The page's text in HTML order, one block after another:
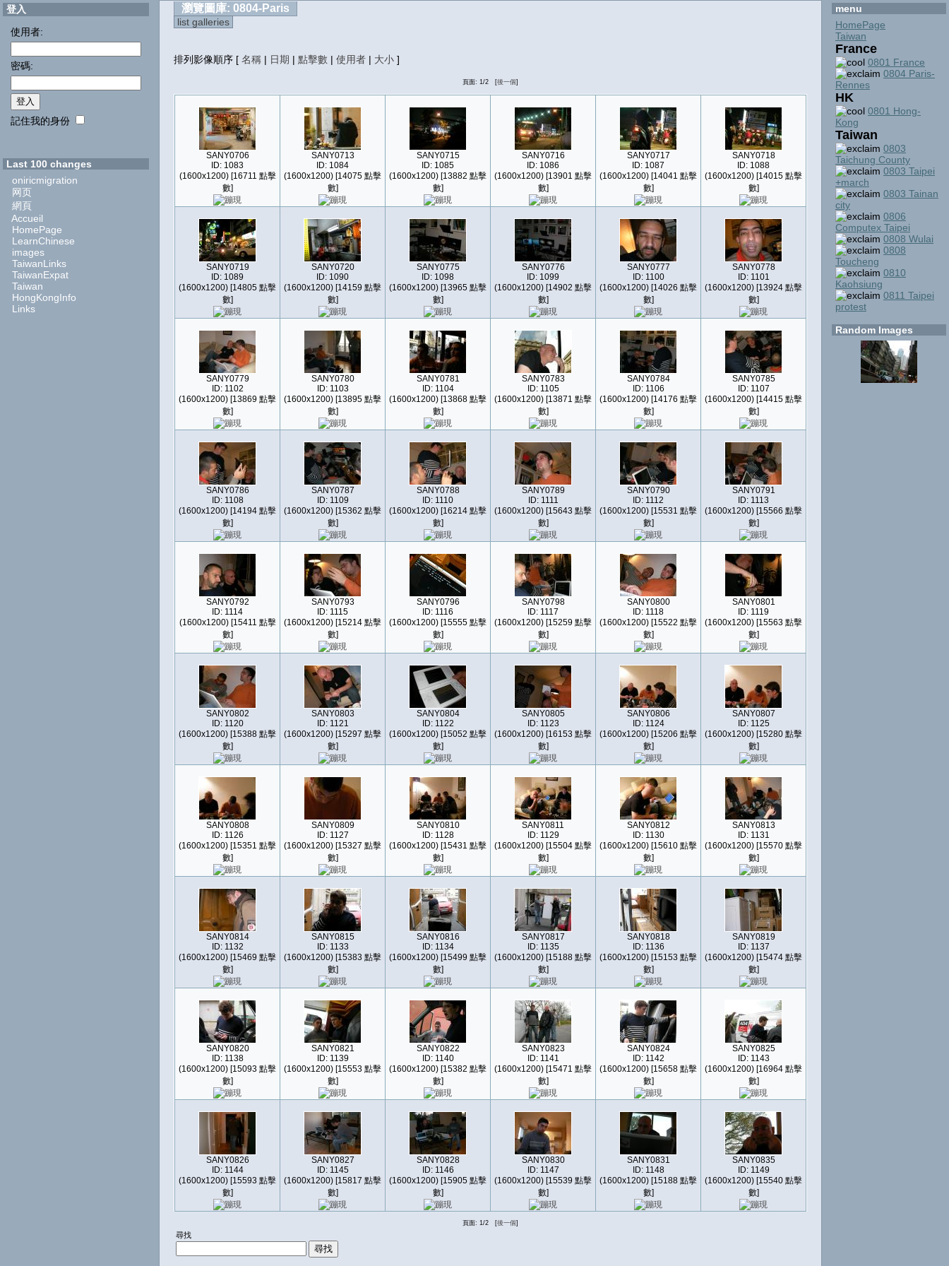
登入
使用者:
密碼:
記住我的身份
Last 100 changes
oniricmigration
网页
網頁
Accueil
HomePage
LearnChinese
images
TaiwanLinks
TaiwanExpat
Taiwan
HongKongInfo
Links
瀏覽圖庫: 0804-Paris
list galleries
排列影像順序 [ 名稱 | 日期 | 點擊數 | 使用者 | 大小 ]
頁面: 1/2 [後一個 ]
SANY0706
ID: 1083
(1600x1200) [16711 點擊
數]
SANY0713
ID: 1084
(1600x1200) [14075 點擊
數]
SANY0715
ID: 1085
(1600x1200) [13882 點擊
數]
SANY0716
ID: 1086
(1600x1200) [13901 點擊
數]
SANY0717
ID: 1087
(1600x1200) [14041 點擊
數]
SANY0718
ID: 1088
(1600x1200) [14015 點擊
數]
SANY0719
ID: 1089
(1600x1200) [14805 點擊
數]
SANY0720
ID: 1090
(1600x1200) [14159 點擊
數]
SANY0775
ID: 1098
(1600x1200) [13965 點擊
數]
SANY0776
ID: 1099
(1600x1200) [14902 點擊
數]
SANY0777
ID: 1100
(1600x1200) [14026 點擊
數]
SANY0778
ID: 1101
(1600x1200) [13924 點擊
數]
SANY0779
ID: 1102
(1600x1200) [13869 點擊
數]
SANY0780
ID: 1103
(1600x1200) [13895 點擊
數]
SANY0781
ID: 1104
(1600x1200) [13868 點擊
數]
SANY0783
ID: 1105
(1600x1200) [13871 點擊
數]
SANY0784
ID: 1106
(1600x1200) [14176 點擊
數]
SANY0785
ID: 1107
(1600x1200) [14415 點擊
數]
SANY0786
ID: 1108
(1600x1200) [14194 點擊
數]
SANY0787
ID: 1109
(1600x1200) [15362 點擊
數]
SANY0788
ID: 1110
(1600x1200) [16214 點擊
數]
SANY0789
ID: 1111
(1600x1200) [15643 點擊
數]
SANY0790
ID: 1112
(1600x1200) [15531 點擊
數]
SANY0791
ID: 1113
(1600x1200) [15566 點擊
數]
SANY0792
ID: 1114
(1600x1200) [15411 點擊
數]
SANY0793
ID: 1115
(1600x1200) [15214 點擊
數]
SANY0796
ID: 1116
(1600x1200) [15555 點擊
數]
SANY0798
ID: 1117
(1600x1200) [15259 點擊
數]
SANY0800
ID: 1118
(1600x1200) [15522 點擊
數]
SANY0801
ID: 1119
(1600x1200) [15563 點擊
數]
SANY0802
ID: 1120
(1600x1200) [15388 點擊
數]
SANY0803
ID: 1121
(1600x1200) [15297 點擊
數]
SANY0804
ID: 1122
(1600x1200) [15052 點擊
數]
SANY0805
ID: 1123
(1600x1200) [16153 點擊
數]
SANY0806
ID: 1124
(1600x1200) [15206 點擊
數]
SANY0807
ID: 1125
(1600x1200) [15280 點擊
數]
SANY0808
ID: 1126
(1600x1200) [15351 點擊
數]
SANY0809
ID: 1127
(1600x1200) [15327 點擊
數]
SANY0810
ID: 1128
(1600x1200) [15431 點擊
數]
SANY0811
ID: 1129
(1600x1200) [15504 點擊
數]
SANY0812
ID: 1130
(1600x1200) [15610 點擊
數]
SANY0813
ID: 1131
(1600x1200) [15570 點擊
數]
SANY0814
ID: 1132
(1600x1200) [15469 點擊
數]
SANY0815
ID: 1133
(1600x1200) [15383 點擊
數]
SANY0816
ID: 1134
(1600x1200) [15499 點擊
數]
SANY0817
ID: 1135
(1600x1200) [15188 點擊
數]
SANY0818
ID: 1136
(1600x1200) [15153 點擊
數]
SANY0819
ID: 1137
(1600x1200) [15474 點擊
數]
SANY0820
ID: 1138
(1600x1200) [15093 點擊
數]
SANY0821
ID: 1139
(1600x1200) [15553 點擊
數]
SANY0822
ID: 1140
(1600x1200) [15382 點擊
數]
SANY0823
ID: 1141
(1600x1200) [15471 點擊
數]
SANY0824
ID: 1142
(1600x1200) [15658 點擊
數]
SANY0825
ID: 1143
(1600x1200) [16964 點擊
數]
SANY0826
ID: 1144
(1600x1200) [15593 點擊
數]
SANY0827
ID: 1145
(1600x1200) [15817 點擊
數]
SANY0828
ID: 1146
(1600x1200) [15905 點擊
數]
SANY0830
ID: 1147
(1600x1200) [15539 點擊
數]
SANY0831
ID: 1148
(1600x1200) [15188 點擊
數]
SANY0835
ID: 1149
(1600x1200) [15540 點擊
數]
頁面: 1/2 [後一個 ]
尋找
menu
HomePage
Taiwan
France
0801 France
0804 Paris-
Rennes
HK
0801 Hong-
Kong
Taiwan
0803
Taichung County
0803 Taipei
+march
0803 Tainan
city
0806
Computex Taipei
0808 Wulai
0808
Toucheng
0810
Kaohsiung
0811 Taipei
protest
Random Images